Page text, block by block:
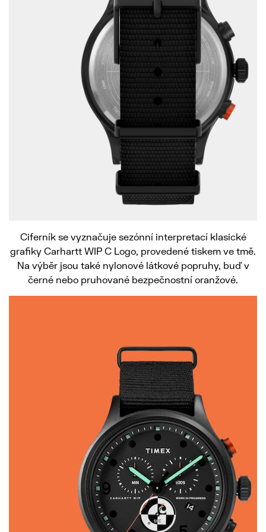
Ciferník se vyznačuje sezónní interpretací klasické
grafiky Carhartt WIP C Logo, provedené tiskem ve tmě.
Na výběr jsou také nylonové látkové popruhy, buď v
černé nebo pruhované bezpečnostní oranžové.